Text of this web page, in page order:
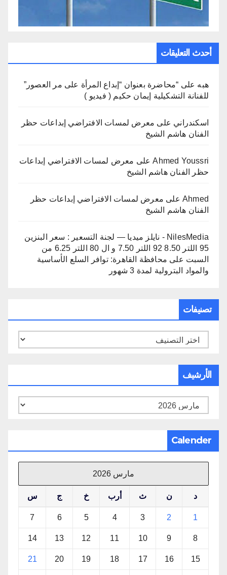
أحدث التعليقات
هبه على “محاضرة بعنوان “إبداع المرأة على مر العصور”
للفنانة التشكيلية إيمان حكيم ( فيديو )
اسكندراني على معرض لمسات الافتراضي إبداعات حظر
الفنان هاشم الشيخ
Ahmed Youssriعلى معرض لمسات الافتراضي إبداعات
حظر الفنان هاشم الشيخ
Ahmed على معرض لمسات الافتراضي إبداعات حظر
الفنان هاشم الشيخ
NilesMedia - نايلز ميديا — لجنة التسعير : سعر البنزين
95 اللتر 8.50 92 اللتر 7.50 و ال 80 اللتر 6.25 من
السبت على محافظة القاهرة: توافر السلع الأساسية
والمواد البترولية لمدة 3 شهور
تصنيفات
تصنيفات
الأرشيف
الأرشيف
Calender
مارس 2026
د ن ث أرب خ ج س
1
2
3
4
5
6
7
8
9
10
11
12
13
14
15
16
17
18
19
20
21